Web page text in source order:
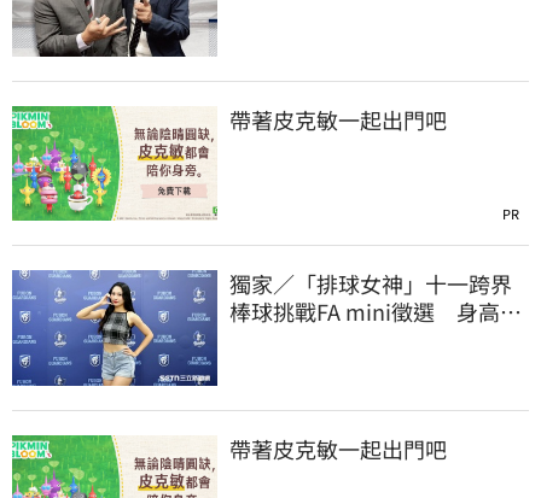
帶著皮克敏一起出門吧
PR
獨家／「排球女神」十一跨界
棒球挑戰FA mini徵選 身高
帶著皮克敏一起出門吧